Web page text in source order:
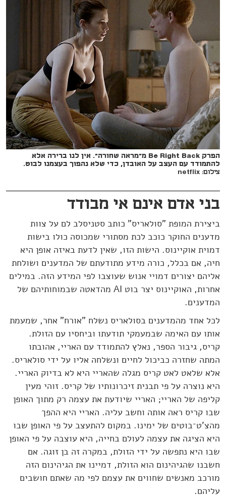
הפרק Be Right Back מ"מראה שחורה". אין לנו ברירה אלא
להתמודד עם העצב על האובדן, כדי שלא נהפוך בעצמנו לבוט.
צילום: netflix
בני אדם אינם אי מבודד
ביצירת המופת "סולאריס" כותב סטניסלב לם על צוות
מדענים החוקר כוכב לכת מסתורי שמכוסה כולו בישות
דמוית אוקיינוס. הישות הזו, שאין לדעת באיזה אופן היא
חיה, אם בכלל, כורה מידע מתודעתם של המדענים ושולחת
אליהם יצורים דמויי אנוש שעוצבו לפי המידע הזה. במילים
אחרות, האוקיינוס יצר בוט AI מהדאטה שבמוחותיהם של
המדענים.
לכל אחד מהמדענים בסולאריס נשלח "אורח" אחר, שמעמת
אותו עם האימה שבמעמקי תודעתו וביחסיו עם הזולת.
קריס, גיבור הספר, נאלץ להתמודד עם האריי, אהובתו
המתה שחזרה כביכול לחיים ונשלחה אליו על ידי סולאריס.
אלא שלאט לאט קריס מגלה שהאריי היא לא בדיוק האריי.
היא נוצרה על פי תבנית זיכרונותיו של קריס. זוהי מעין
קליפה של האריי; האריי שיודעת את עצמה רק מתוך האופן
שבו קריס ראה אותה וחשב עליה. האריי היא ההפך
מהצ'ט־בוטים של ימינו. במקום להתעצב על פי האופן שבו
היא הציגה את עצמה לעולם בחייה, היא עוצבה על פי האופן
שבו היא נתפשה על ידי הזולת, במקרה זה בן זוגה. אם
חשבנו שהגיהינום הוא הזולת, דמיינו את הגיהינום הזה
מורכב מאנשים שחווים את עצמם לפי מה שאתם חושבים
עליהם.